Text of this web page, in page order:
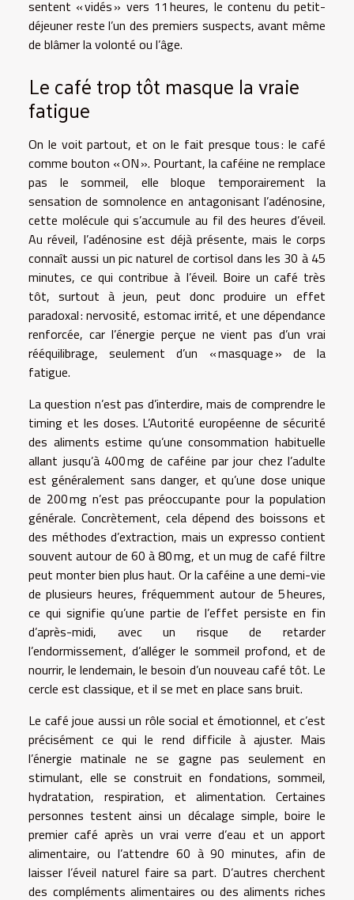
sentent « vidés » vers 11 heures, le contenu du petit-
déjeuner reste l’un des premiers suspects, avant même
de blâmer la volonté ou l’âge.
Le café trop tôt masque la vraie
fatigue
On le voit partout, et on le fait presque tous : le café
comme bouton « ON ». Pourtant, la caféine ne remplace
pas le sommeil, elle bloque temporairement la
sensation de somnolence en antagonisant l’adénosine,
cette molécule qui s’accumule au fil des heures d’éveil.
Au réveil, l’adénosine est déjà présente, mais le corps
connaît aussi un pic naturel de cortisol dans les 30 à 45
minutes, ce qui contribue à l’éveil. Boire un café très
tôt, surtout à jeun, peut donc produire un effet
paradoxal : nervosité, estomac irrité, et une dépendance
renforcée, car l’énergie perçue ne vient pas d’un vrai
rééquilibrage, seulement d’un « masquage » de la
fatigue.
La question n’est pas d’interdire, mais de comprendre le
timing et les doses. L’Autorité européenne de sécurité
des aliments estime qu’une consommation habituelle
allant jusqu’à 400 mg de caféine par jour chez l’adulte
est généralement sans danger, et qu’une dose unique
de 200 mg n’est pas préoccupante pour la population
générale. Concrètement, cela dépend des boissons et
des méthodes d’extraction, mais un expresso contient
souvent autour de 60 à 80 mg, et un mug de café filtre
peut monter bien plus haut. Or la caféine a une demi-vie
de plusieurs heures, fréquemment autour de 5 heures,
ce qui signifie qu’une partie de l’effet persiste en fin
d’après-midi, avec un risque de retarder
l’endormissement, d’alléger le sommeil profond, et de
nourrir, le lendemain, le besoin d’un nouveau café tôt. Le
cercle est classique, et il se met en place sans bruit.
Le café joue aussi un rôle social et émotionnel, et c’est
précisément ce qui le rend difficile à ajuster. Mais
l’énergie matinale ne se gagne pas seulement en
stimulant, elle se construit en fondations, sommeil,
hydratation, respiration, et alimentation. Certaines
personnes testent ainsi un décalage simple, boire le
premier café après un vrai verre d’eau et un apport
alimentaire, ou l’attendre 60 à 90 minutes, afin de
laisser l’éveil naturel faire sa part. D’autres cherchent
des compléments alimentaires ou des aliments riches